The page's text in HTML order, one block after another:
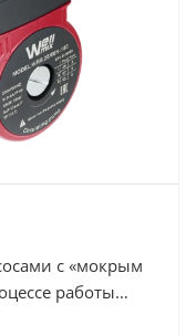
с «мокрым
работы
Монтаж